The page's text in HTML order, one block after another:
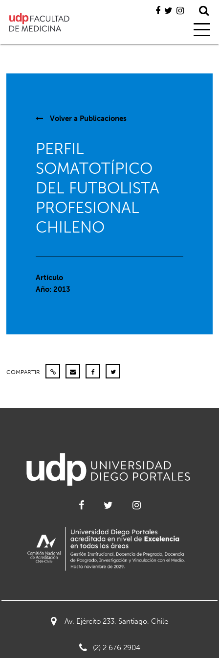
Volver a Publicaciones
PERFIL
SOMATOTÍPICO
DEL FUTBOLISTA
PROFESIONAL
CHILENO
Artículo
Año: 2013
COMPARTIR
Av. Ejército 233, Santiago, Chile
(2) 2 676 2904